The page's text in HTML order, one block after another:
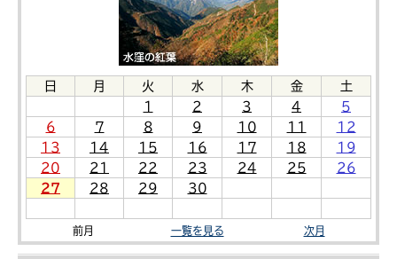
日 月 火 水 木 金
土
1
2 3 4
5
6
7 8 9 10 11
12
13
14 15 16 17 18
19
20
21 22 23 24 25
26
27
28 29 30
前月 一覧を見る 次月